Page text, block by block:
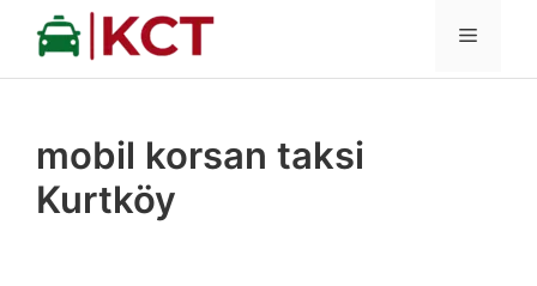
İçeriğe
MENÜ
mobil korsan taksi
Kurtköy